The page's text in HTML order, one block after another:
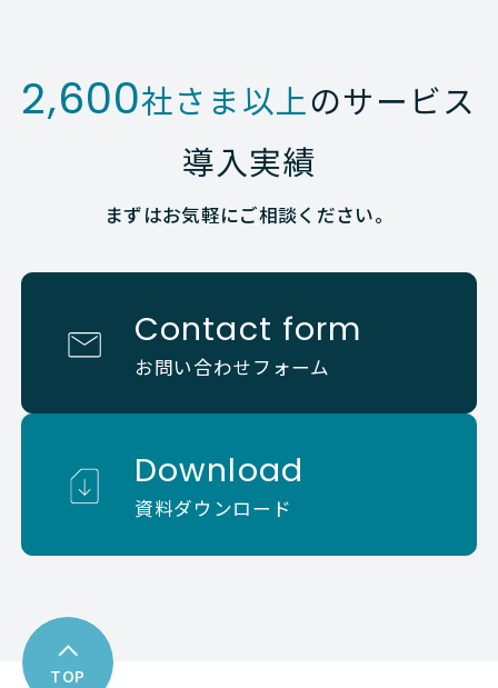
2,600社さま以上のサービス
導入実績
まずはお気軽にご相談ください。
Contact form
お問い合わせフォーム
Download
資料ダウンロード
TOP